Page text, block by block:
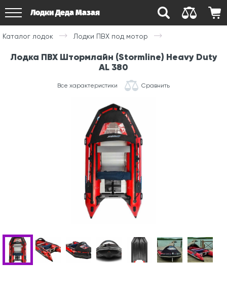
Лодки Деда Мазая
Каталог лодок Лодки ПВХ под мотор
Лодка ПВХ Штормлайн (Stormline) Heavy Duty
AL 380
Все характеристики Сравнить